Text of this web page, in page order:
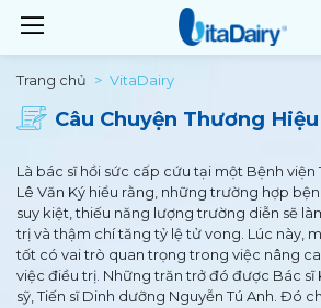
Trang chủ VitaDairy
Câu Chuyện Thương
Là bác sĩ hồi sức cấp cứu tại một Bệnh viện
Lê Văn Ký hiểu rằng, những trường hợp
suy kiệt, thiếu năng lượng trường diễn sẽ
trị và thậm chí tăng tỷ lệ tử vong. Lúc này,
tốt có vai trò quan trọng trong việc nâng
việc điều trị. Những trăn trở đó được Bác sĩ
sỹ, Tiến sĩ Dinh dưỡng Nguyễn Tú Anh. Đó